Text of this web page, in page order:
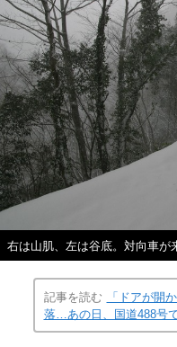
右は山肌、左は谷底。対向車が
記事を読む
「ドアが開
落…あの日、国道488号